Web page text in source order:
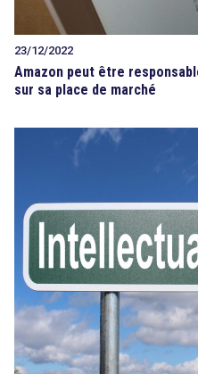
23/12/2022
Amazon peut être
sur sa place de marché